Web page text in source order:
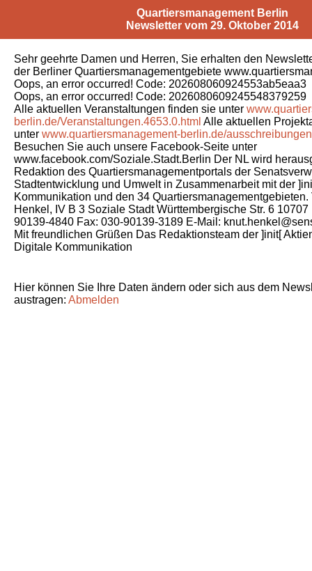
Quartiersmanagement Berlin
Newsletter vom 29. Oktober 2014
Sehr geehrte Damen und Herren, Sie erhalten den
der Berliner Quartiersmanagementgebiete
Oops, an error occurred! Code: 202608060924553ab5eaa3
Oops, an error occurred! Code: 2026080609245548379259
Alle aktuellen Veranstaltungen finden sie unter
berlin.de/Veranstaltungen.4653.0.html Alle aktuellen
unter www.quartiersmanagement-berlin.de/
Besuchen Sie auch unsere Facebook-Seite unter
www.facebook.com/Soziale.Stadt.Berlin Der NL wird
Redaktion des Quartiersmanagementportals der
Stadtentwicklung und Umwelt in Zusammenarbeit mit der
Kommunikation und den 34 Quartiersmanagementgebieten.
Henkel, IV B 3 Soziale Stadt Württembergische Str. 6
90139-4840 Fax: 030-90139-3189 E-Mail:
Mit freundlichen Grüßen Das Redaktionsteam der ]init[
Digitale Kommunikation
Hier können Sie Ihre Daten ändern oder sich aus dem
austragen: Abmelden